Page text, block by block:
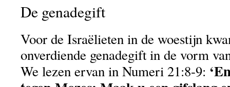
De genadegift
Voor de Israëlieten in de woestijn
onverdiende genadegift in de vorm
We lezen ervan in Numeri 21:8-9: